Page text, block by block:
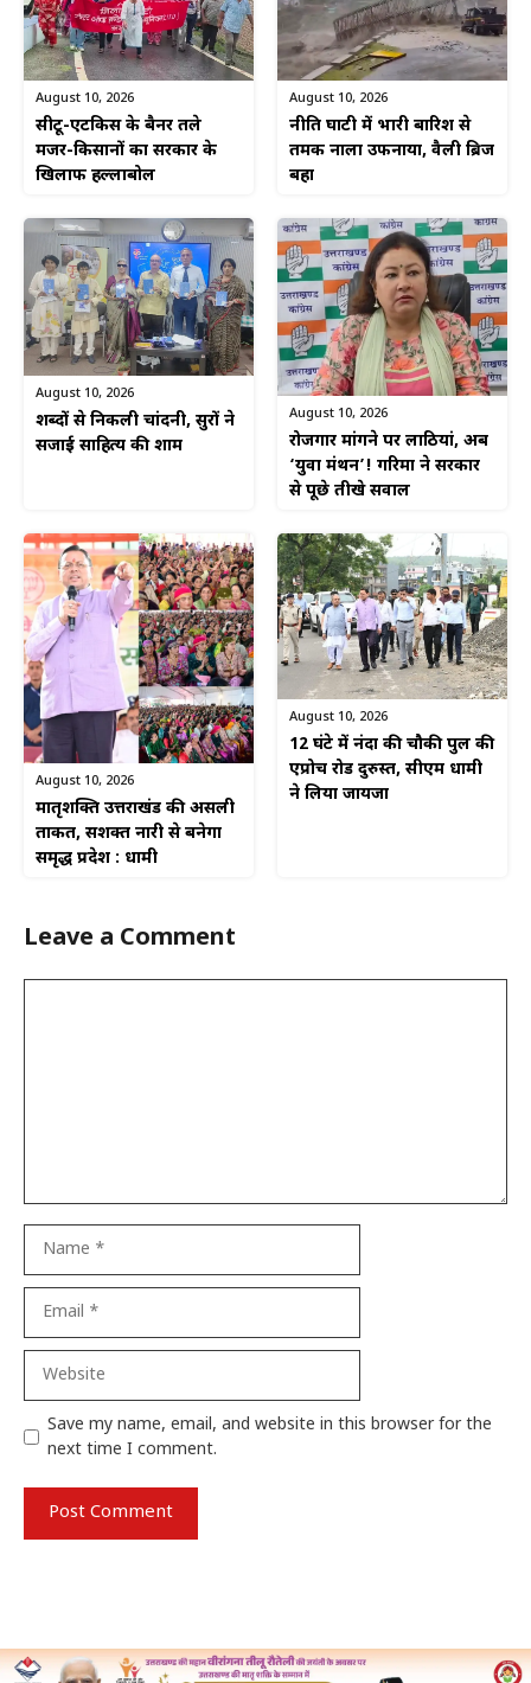
August 10, 2026
सीटू-एटकिस के बैनर तले
मजदूर-किसानों का सरकार के
खिलाफ हल्लाबोल
August 10, 2026
नीति घाटी में भारी बारिश से
तमक नाला उफनाया, वैली ब्रिज
बहा
August 10, 2026
शब्दों से निकली चांदनी, सुरों ने
सजाई साहित्य की शाम
August 10, 2026
रोजगार मांगने पर लाठियां, अब
‘युवा मंथन’! गरिमा ने सरकार
से पूछे तीखे सवाल
August 10, 2026
मातृशक्ति उत्तराखंड की असली
ताकत, सशक्त नारी से बनेगा
समृद्ध प्रदेश : धामी
August 10, 2026
12 घंटे में नंदा की चौकी पुल की
एप्रोच रोड दुरुस्त, सीएम धामी
ने लिया जायजा
Leave a Comment
Save my name, email, and website in this browser for the
next time I comment.